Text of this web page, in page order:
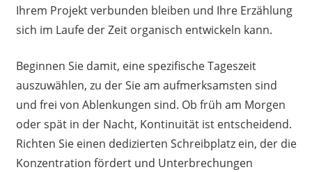
Ihrem Projekt verbunden bleiben und Ihre Erzählung
sich im Laufe der Zeit organisch entwickeln kann.
Beginnen Sie damit, eine spezifische Tageszeit
auszuwählen, zu der Sie am aufmerksamsten sind
und frei von Ablenkungen sind. Ob früh am Morgen
oder spät in der Nacht, Kontinuität ist entscheidend.
Richten Sie einen dedizierten Schreibplatz ein, der die
Konzentration fördert und Unterbrechungen